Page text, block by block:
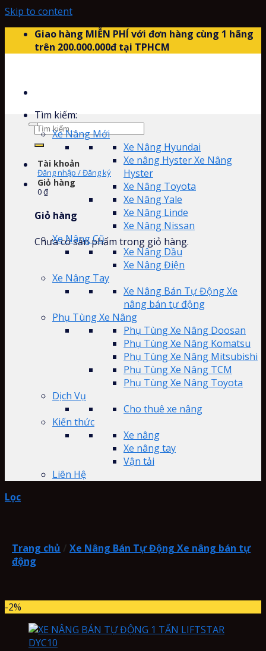
Skip to content
Giao hàng MIỄN PHÍ với đơn hàng cùng 1 hãng
trên 200.000.000đ tại TPHCM
Tìm kiếm:
Tài khoản
Đăng nhập / Đăng ký
Giỏ hàng
0₫
Giỏ hàng
Chưa có sản phẩm trong giỏ hàng.
Xe Nâng Mới
Xe Nâng Hyundai
Xe nâng Hyster Xe Nâng
Hyster
Xe Nâng Toyota
Xe Nâng Yale
Xe Nâng Linde
Xe Nâng Nissan
Xe Nâng Cũ
Xe Nâng Dầu
Xe Nâng Điện
Xe Nâng Tay
Xe Nâng Bán Tự Động Xe
nâng bán tự động
Phụ Tùng Xe Nâng
Phụ Tùng Xe Nâng Doosan
Phụ Tùng Xe Nâng Komatsu
Phụ Tùng Xe Nâng Mitsubishi
Phụ Tùng Xe Nâng TCM
Phụ Tùng Xe Nâng Toyota
Dịch Vụ
Cho thuê xe nâng
Kiến thức
Xe nâng
Xe nâng tay
Vận tải
Liên Hệ
Lọc
Trang chủ / Xe Nâng Bán Tự Động Xe nâng bán tự
động
-2%